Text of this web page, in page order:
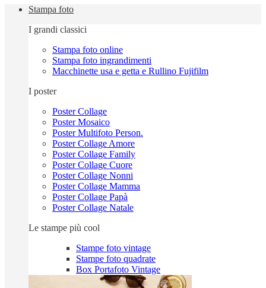
Stampa foto
I grandi classici
Stampa foto online
Stampa foto ingrandimenti
Macchinette usa e getta e Rullino Fujifilm
I poster
Poster Collage
Poster Mosaico
Poster Multifoto Person.
Poster Collage Amore
Poster Collage Family
Poster Collage Cuore
Poster Collage Nonni
Poster Collage Mamma
Poster Collage Papà
Poster Collage Natale
Le stampe più cool
Stampe foto vintage
Stampe foto quadrate
Box Portafoto Vintage